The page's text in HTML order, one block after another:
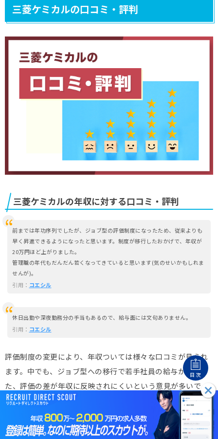
三菱ケミカルの口コミ・評判
三菱ケミカルの年収に対する口コミ・評判
前までは年功序列でしたが、ジョブ型の評価制度になったため、従来よりも
早く昇進できるようになったと思います。制度が移行したおかげで、年収が
20万円ほど上がりました。
管理職の年代もだんだん若くなってきていると思います(気のせいかもしれま
せんが)。
引用： コエシル
休日出勤や深夜勤務分の手当もあるので、給与面には文句ありません。
引用： コエシル
評価制度の変更により、年収ついては様々な口コミが見られ
ます。中でも、ジョブ型への移行で若手社員の給与が増え
た、評価の差が年収に反映されにくいという意見が多いで
す。
福利厚生の手当削減もあり、報酬額の増減は社員ごとに大き
目次